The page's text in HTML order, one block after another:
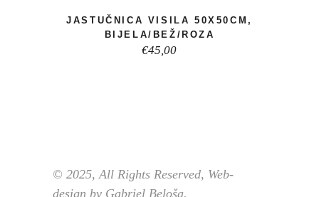
JASTUČNICA VISILA 50X50CM,
BIJELA/BEŽ/ROZA
€45,00
© 2025, All Rights Reserved, Web-
design by Gabriel Beloša.